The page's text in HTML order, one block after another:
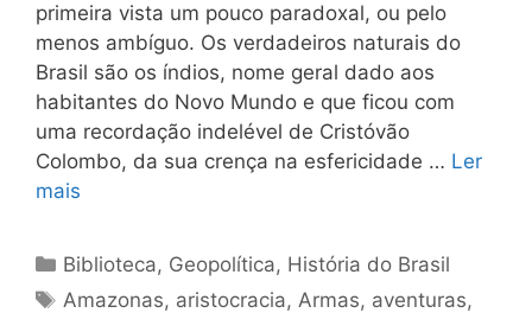
primeira vista um pouco paradoxal, ou pelo
menos ambíguo. Os verdadeiros naturais do
Brasil são os índios, nome geral dado aos
habitantes do Novo Mundo e que ficou com
uma recordação indelével de Cristóvão
Colombo, da sua crença na esfericidade … Ler
mais
Categorias
Biblioteca, Geopolítica, História do Brasil
Tags
Amazonas, aristocracia,Armas, aventuras,